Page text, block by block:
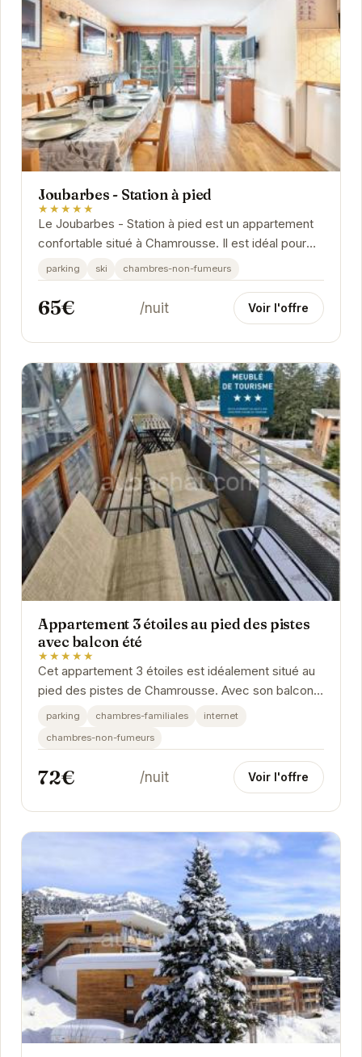
Joubarbes - Station à pied
★★★★★
Le Joubarbes - Station à pied est un appartement
confortable situé à Chamrousse. Il est idéal pour
les skieurs et les amoureux de la montagne.
parking ski chambres-non-fumeurs
65€ /nuit Voir l'offre
Appartement 3 étoiles au pied des pistes
avec balcon été
★★★★★
Cet appartement 3 étoiles est idéalement situé au
pied des pistes de Chamrousse. Avec son balcon,
vous pourrez profiter pleinement des journées...
parking chambres-familiales
internet
chambres-non-fumeurs
72€ /nuit Voir l'offre